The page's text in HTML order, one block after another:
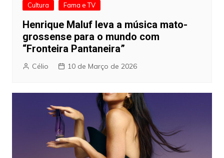
Cultura Fama e TV
Henrique Maluf leva a música mato-
grossense para o mundo com
“Fronteira Pantaneira”
Célio 10 de Março de 2026